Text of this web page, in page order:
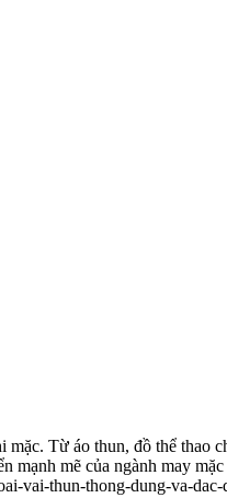
Từ áo thun, đồ thể thao
mạnh mẽ của ngành may
vai-thun-thong-dung-va-